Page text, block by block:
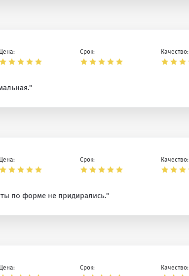
Цена: Срок: Качество:
Цена: Срок: Качество:
по форме не придирались."
Цена: Срок: Качество: